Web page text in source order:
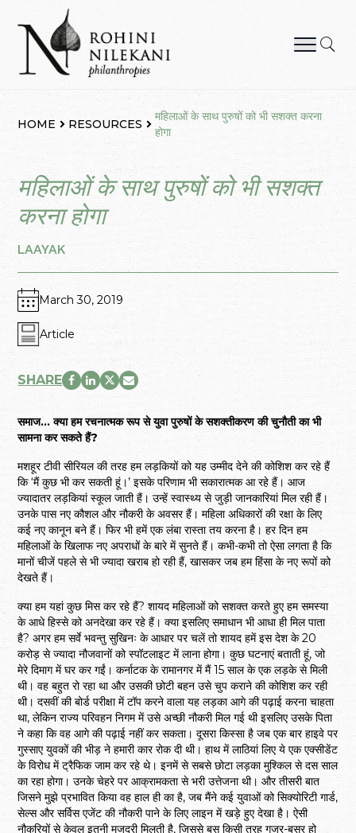
content
HOME RESOURCES
महिलाओं के साथ पुरुषों को भी सशक्त करना
होगा
महिलाओं के साथ पुरुषों को भी सशक्त
करना होगा
LAAYAK
March 30, 2019
Article
SHARE
समाज… क्या हम रचनात्मक रूप से युवा पुरुषों के सशक्तीकरण की चुनौती का भी
सामना कर सकते हैं?
मशहूर टीवी सीरियल की तरह हम लड़कियों को यह उम्मीद देने की कोशिश कर रहे हैं
कि ‘मैं कुछ भी कर सकती हूं।’ इसके परिणाम भी सकारात्मक आ रहे हैं। आज
ज्यादातर लड़कियां स्कूल जाती हैं। उन्हें स्वास्थ्य से जुड़ी जानकारियां मिल रही हैं।
उनके पास नए कौशल और नौकरी के अवसर हैं। महिला अधिकारों की रक्षा के लिए
कई नए कानून बने हैं। फिर भी हमें एक लंबा रास्ता तय करना है। हर दिन हम
महिलाओं के खिलाफ नए अपराधों के बारे में सुनते हैं। कभी-कभी तो ऐसा लगता है कि
मानों चीजें पहले से भी ज्यादा खराब हो रही हैं, खासकर जब हम हिंसा के नए रूपों को
देखते हैं।
क्या हम यहां कुछ मिस कर रहे हैं? शायद महिलाओं को सशक्त करते हुए हम समस्या
के आधे हिस्से को अनदेखा कर रहे हैं। क्या इसलिए समाधान भी आधा ही मिल पाता
है? अगर हम सर्वे भवन्तु सुखिनः के आधार पर चलें तो शायद हमें इस देश के 20
करोड़ से ज्यादा नौजवानों को स्पॉटलाइट में लाना होगा। कुछ घटनाएं बताती हूं, जो
मेरे दिमाग में घर कर गईं। कर्नाटक के रामानगर में मैं 15 साल के एक लड़के से मिली
थी। वह बहुत रो रहा था और उसकी छोटी बहन उसे चुप कराने की कोशिश कर रही
थी। दसवीं की बोर्ड परीक्षा में टॉप करने वाला यह लड़का आगे की पढ़ाई करना चाहता
था, लेकिन राज्य परिवहन निगम में उसे अच्छी नौकरी मिल गई थी इसलिए उसके पिता
ने कहा कि वह आगे की पढ़ाई नहीं कर सकता। दूसरा किस्सा है जब एक बार हाइवे पर
गुस्साए युवकों की भीड़ ने हमारी कार रोक दी थी। हाथ में लाठियां लिए ये एक एक्सीडेंट
के विरोध में ट्रैफिक जाम कर रहे थे। इनमें से सबसे छोटा लड़का मुश्किल से दस साल
का रहा होगा। उनके चेहरे पर आक्रामकता से भरी उत्तेजना थी। और तीसरी बात
जिसने मुझे प्रभावित किया वह हाल ही का है, जब मैंने कई युवाओं को सिक्योरिटी गार्ड,
सेल्स और सर्विस एजेंट की नौकरी पाने के लिए लाइन में खड़े हुए देखा है। ऐसी
नौकरियों से केवल इतनी मजदूरी मिलती है, जिससे बस किसी तरह गुजर-बसर हो